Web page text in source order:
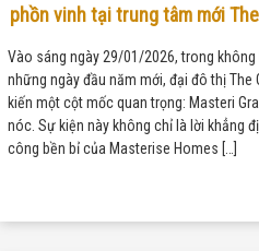
phồn vinh tại trung tâm mới
Vào sáng ngày 29/01/2026, trong
những ngày đầu năm mới, đại đô thị The
kiến một cột mốc quan trọng: Masteri
nóc. Sự kiện này không chỉ là lời khẳng
công bền bỉ của Masterise Homes […]